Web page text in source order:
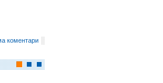
коментари